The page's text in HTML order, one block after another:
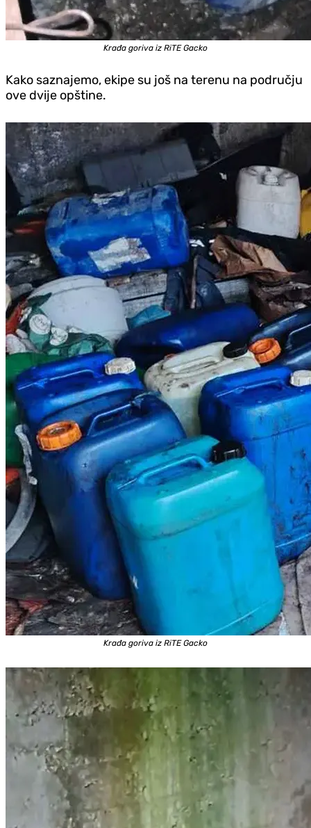
Krađa goriva iz RiTE Gacko
Kako saznajemo, ekipe su još na terenu na području
ove dvije opštine.
Krađa goriva iz RiTE Gacko